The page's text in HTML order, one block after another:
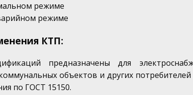
режиме
режиме
КТП:
предназначены для
объектов и других
по ГОСТ 15150.